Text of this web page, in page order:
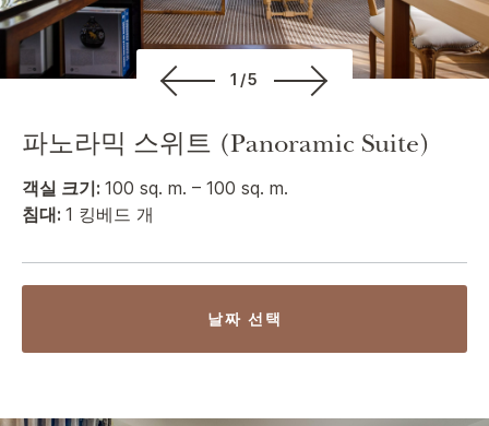
1/5
파노라믹 스위트 (Panoramic Suite)
객실 크기: 100 sq. m. – 100 sq. m.
침대: 1 킹베드 개
날짜 선택